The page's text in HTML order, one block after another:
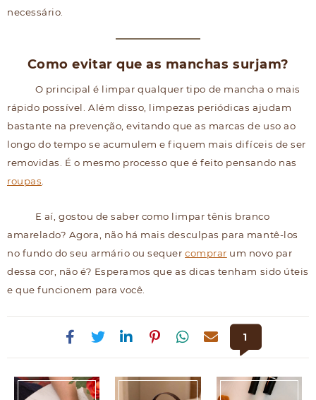
necessário.
Como evitar que as manchas surjam?
O principal é limpar qualquer tipo de mancha o mais
rápido possível. Além disso, limpezas periódicas ajudam
bastante na prevenção, evitando que as marcas de uso ao
longo do tempo se acumulem e fiquem mais difíceis de ser
removidas. É o mesmo processo que é feito pensando nas
roupas
E aí, gostou de saber como limpar tênis branco
amarelado? Agora, não há mais desculpas para mantê-los
no fundo do seu armário ou sequercomprar um novo par
dessa cor, não é? Esperamos que as dicas tenham sido úteis
e que funcionem para você.
1